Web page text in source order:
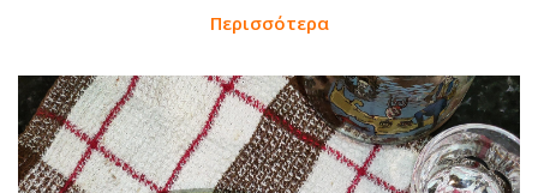
Περισσότερα